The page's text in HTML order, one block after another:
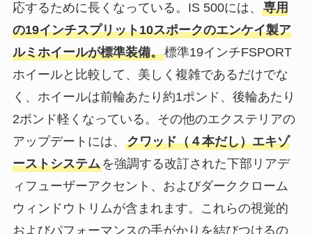
応するために長くなっている。IS 500には、 専用
の19インチスプリット10スポークのエンケイ製ア
ルミホイールが標準装備。標準19インチFSPORT
ホイールと比較して、美しく複雑であるだけでな
く、ホイールは前輪あたり約1ポンド、後輪あたり
2ポンド軽くなっている。その他のエクステリアの
アップデートには、 クワッド（４本だし）エキゾ
ーストシステムを強調する改訂された下部リアデ
ィフューザーアクセント、およびダーククローム
ウィンドウトリムが含まれます。これらの視覚的
およびパフォーマンスの手がかりを結びつけるの